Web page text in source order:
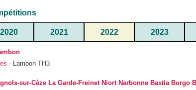
2020 2021 2022 2023
- Lambon TH3
sur-Cèze La Garde-Freinet Niort Narbonne Bastia Borgo